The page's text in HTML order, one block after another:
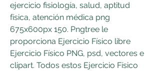
ejercicio fisiología, salud, aptitud
física, atención médica png
675x600px 150. Pngtree le
proporciona Ejercicio Físico libre
Ejercicio Físico PNG, psd, vectores e
clipart. Todos estos Ejercicio Físico